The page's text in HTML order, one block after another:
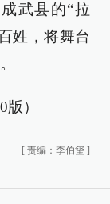
武县的“拉
姓，将舞台
）
[ 责编：李伯玺 ]